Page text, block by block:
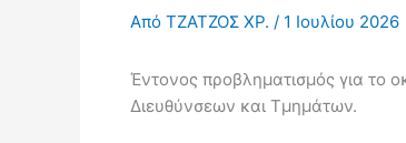
Από ΤΖΑΤΖΟΣ ΧΡ. / 1 Ιουλίου 2026
Έντονος προβληματισμός για το
Διευθύνσεων και Τμημάτων.